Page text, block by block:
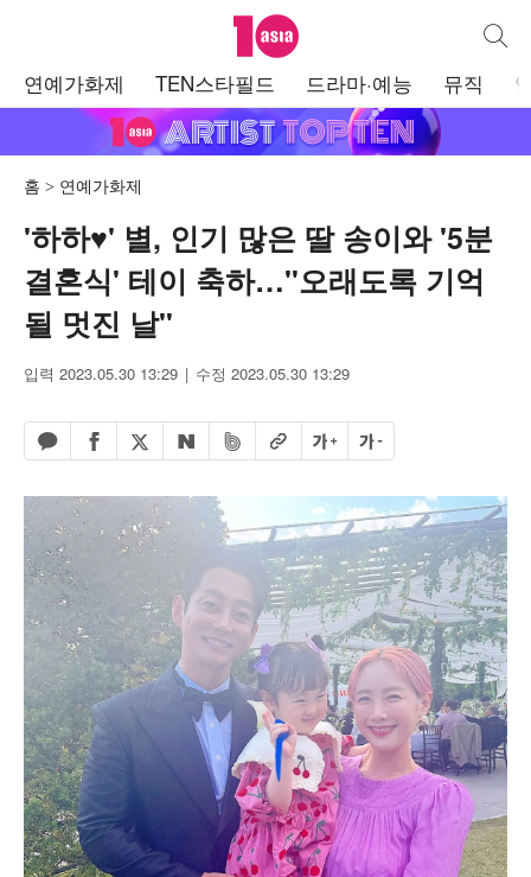
텐아시아 통합
연예가화제 TEN스타필드 드라마·예능 뮤직
홈 연예가화제
'하하♥' 별, 인기 많은 딸 송이와 '5분
결혼식' 테이 축하…"오래도록 기억
될 멋진 날"
입력 2023.05.30 13:29 수정 2023.05.30 13:29
카카오톡 공유하기
페이스북 공유하기
엑스 공유하기
네이버 공유하기
밴드 공유하기
URL복사글자 크게글자 작게